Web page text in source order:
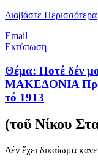
Διαβάστε Περισσότερα
Email
Εκτύπωση
Θέμα: Ποτέ δέν
ΜΑΚΕΔΟΝΙΑ
τό 1913
(τοῦ Νίκου
Δέν ἔχει δικαίωμα